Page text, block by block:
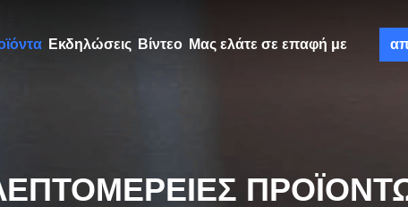
Εκδηλώσεις Βίντεο Μας ελάτε σε επαφή με